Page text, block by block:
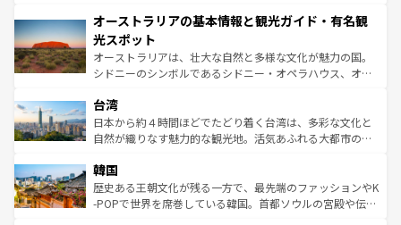
部のニューオーリンズでは、音楽と美食が融合した独特の
文化が魅力。旅行者はアメリカの各地域で異なる魅力を楽
しみながら、その多様性と豊かな歴史を感じることができ
るだろう。車でのロードトリップや列車の旅も、アメリカ
情報は
ワイ島は見逃せない。また、定番の観光地といえばオアフ
島だが、静かな自然を求めるならマウイ島やカウアイ島が
おすすめ。エメラルドグリーンに輝く海をはじめ、豊かな
文化や歴史が息づいている。「アロハスピリット」と呼ば
人々、おいしいローカルフードやハワイアンミュージッ
ク、伝統的なフラダンスなど、すべてがハワイの魅力を彩
っている。訪れるたびに新しい発見と感動が待っているハ
はコンテンツ一覧
オーストラリアの基本情報と観光ガイド・有名観
光スポット
オーストラリアは、壮大な自然と多様な文化が魅力の国。
シドニーのシンボルであるシドニー・オペラハウス、オー
リアリーフや大陸中央部にそびえるウルル（エアーズロッ
ク）、タスマニアの美しい原生林やケアンズの熱帯雨林な
ど、見どころがたくさん。また、カフェやワイン、オージ
いる。アクティビティも充実しており、サーフィンやダイ
ビング、ハイキングなど、アウトドア好きにはたまらな
い。オーストラリアの多彩な魅力を存分に味わいつくそ
台湾
日本から約４時間ほどでたどり着く台湾は、多彩な文化と
自然が織りなす魅力的な観光地。活気あふれる大都市の台
ン）、静ひつな山岳地帯である台湾東部など、都市の喧騒
と山間の静けさが共存しており、訪れる人に新しい発見と
驚きをもたらしてくれる。また、奥深い台湾の食文化も魅
韓国
歴史ある王朝文化が残る一方で、最先端のファッションやK
-POPで世界を席巻している韓国。首都ソウルの宮殿や伝統